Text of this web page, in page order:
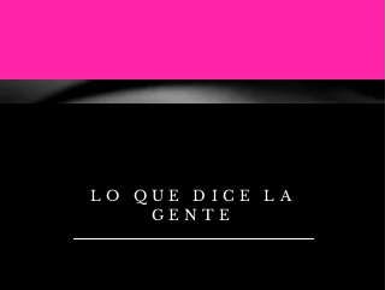
LO QUE DICE LA
GENTE